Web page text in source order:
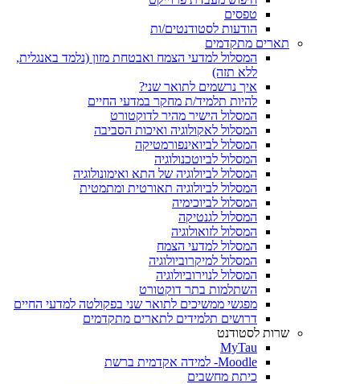
טפסים
הודעות לסטודנטים/ות
תארים מתקדמים
המסלול למדעי הצמח ואבטחת מזון (נלמד באנגלית,
ללא תזה)
איך נרשמים לתואר שני?
להיות תלמיד/ת מחקר במדעי החיים
המסלול הישיר מהיר לדוקטורט
המסלול לאקולוגיה ואיכות הסביבה
המסלול לביואינפורמטיקה
המסלול לביוטכנולוגיה
המסלול לביולוגיה של התא ואימונולוגיה
המסלול לביולוגיה תאורטית ומתמטית
המסלול לביוכימיה
המסלול לגנטיקה
המסלול לזואולוגיה
המסלול למדעי הצמח
המסלול למיקרוביולוגיה
המסלול לנוירוביולוגיה
השתלמות בתר דוקטורט
מפגשי ממשיכים לתואר שני בפקולטה למדעי החיים
דרושים תלמידים לתארים מתקדמים
שרות לסטודנט
MyTau
Moodle- למידה אקדמית ברשת
כיתת מחשבים